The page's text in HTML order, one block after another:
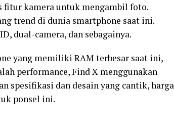
fitur kamera untuk mengambil foto.
trend di dunia smartphone saat ini.
dual-camera, dan sebagainya.
yang memiliki RAM terbesar saat ini,
performance, Find X menggunakan
spesifikasi dan desain yang cantik, harga
ponsel ini.